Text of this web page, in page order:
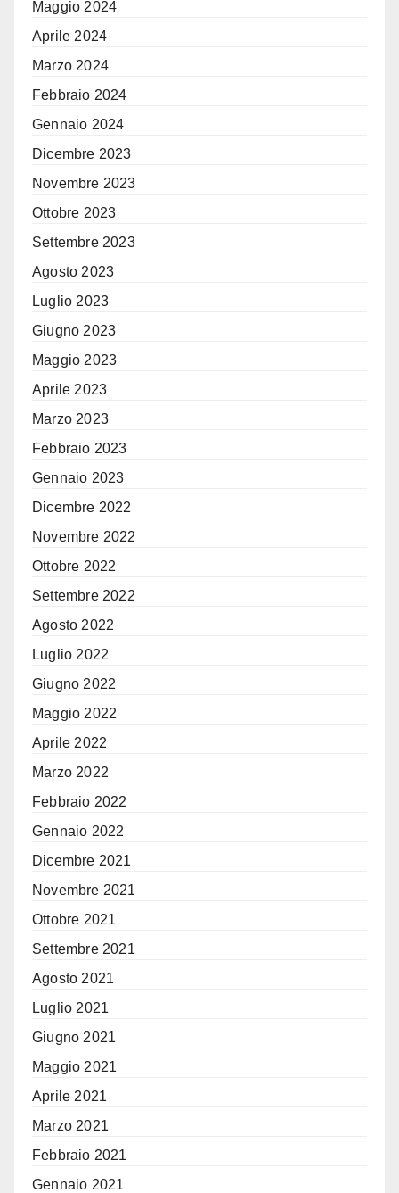
Maggio 2024
Aprile 2024
Marzo 2024
Febbraio 2024
Gennaio 2024
Dicembre 2023
Novembre 2023
Ottobre 2023
Settembre 2023
Agosto 2023
Luglio 2023
Giugno 2023
Maggio 2023
Aprile 2023
Marzo 2023
Febbraio 2023
Gennaio 2023
Dicembre 2022
Novembre 2022
Ottobre 2022
Settembre 2022
Agosto 2022
Luglio 2022
Giugno 2022
Maggio 2022
Aprile 2022
Marzo 2022
Febbraio 2022
Gennaio 2022
Dicembre 2021
Novembre 2021
Ottobre 2021
Settembre 2021
Agosto 2021
Luglio 2021
Giugno 2021
Maggio 2021
Aprile 2021
Marzo 2021
Febbraio 2021
Gennaio 2021